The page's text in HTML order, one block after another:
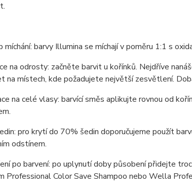
míchání: barvy Illumina se míchají v poměru 1:1 s
na odrosty: začněte barvit u kořínků. Nejdříve
na místech, kde požadujete největší zesvětlení.
na celé vlasy: barvící směs aplikujte rovnou od
pro krytí do 70% šedin doporučujeme použít
odstínem.
po barvení: po uplynutí doby působení přidejte
Professional Color Save Shampoo nebo Wella